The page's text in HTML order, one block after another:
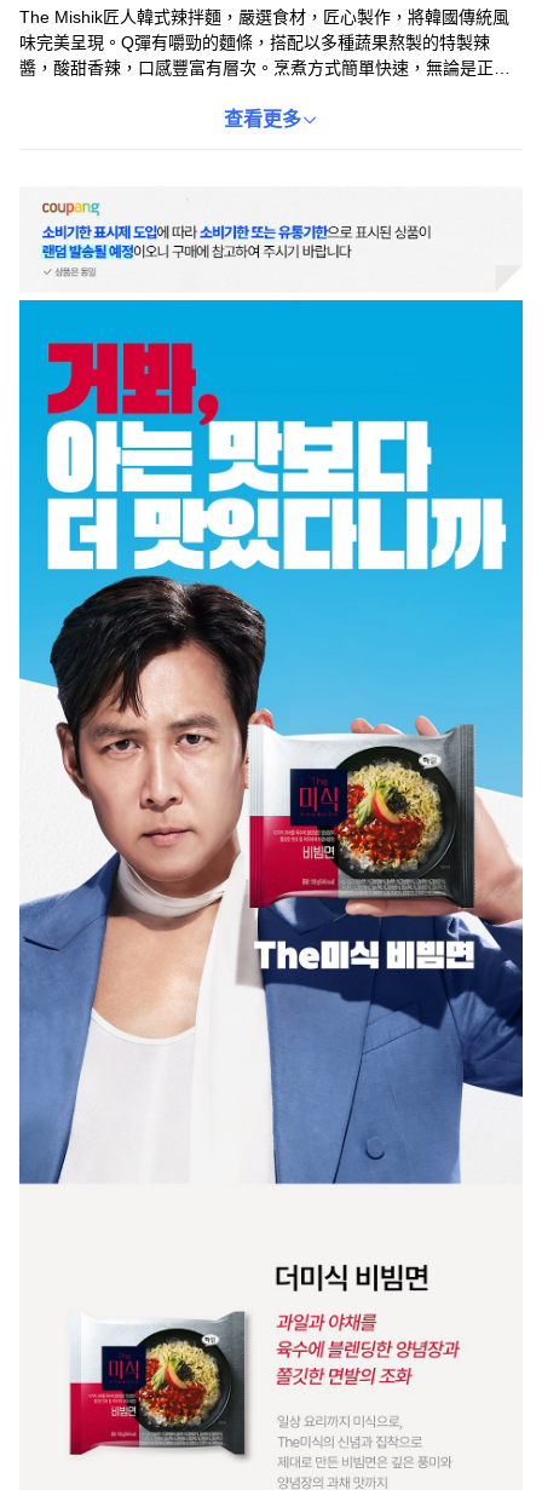
The Mishik匠人韓式辣拌麵，嚴選食材，匠心製作，將韓國傳統風
味完美呈現。Q彈有嚼勁的麵條，搭配以多種蔬果熬製的特製辣
醬，酸甜香辣，口感豐富有層次。烹煮方式簡單快速，無論是正餐
您彷彿置身韓國街頭，感受最道地的風味。The Mishik匠人韓式辣
查看更多